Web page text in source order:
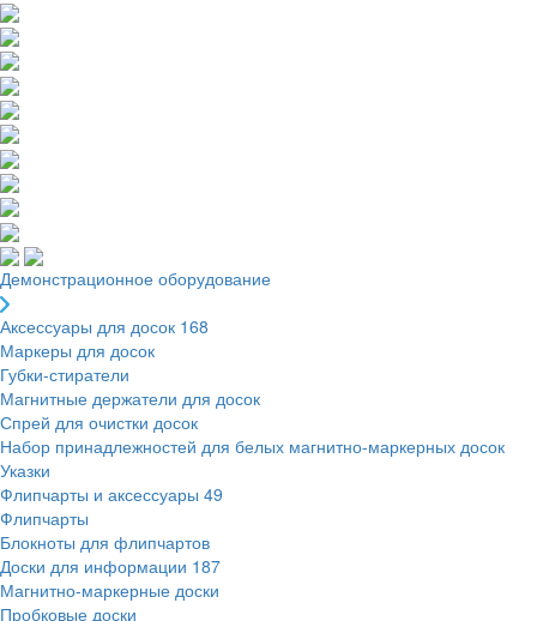
Демонстрационное оборудование
Аксессуары для досок 168
Маркеры для досок
Губки-стиратели
Магнитные держатели для досок
Спрей для очистки досок
Набор принадлежностей для белых магнитно-маркерных досок
Указки
Флипчарты и аксессуары 49
Флипчарты
Блокноты для флипчартов
Доски для информации 187
Магнитно-маркерные доски
Пробковые доски